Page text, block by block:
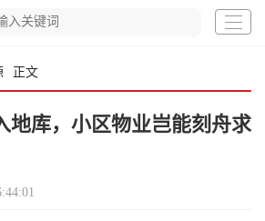
正文
地库，小区物业岂能刻舟求